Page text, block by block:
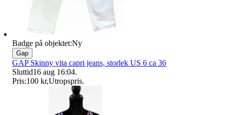
Badge på objektet:Ny
Gap
GAP Skinny vita capri jeans, storlek US 6 ca 36
Sluttid16 aug 16:04.
Pris:100 kr,Utropspris.